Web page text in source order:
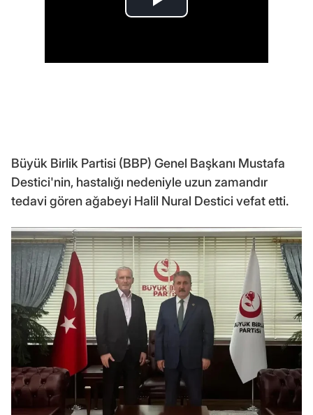
Büyük Birlik Partisi (BBP) Genel Başkanı Mustafa
Destici'nin, hastalığı nedeniyle uzun zamandır
tedavi gören ağabeyi Halil Nural Destici vefat etti.